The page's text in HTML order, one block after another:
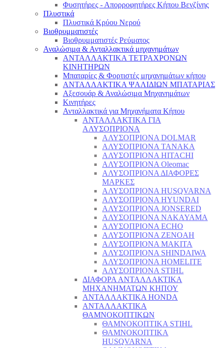
Φυσητήρες - Απορροφητήρες Κήπου Βενζίνης
Πλυστικά
Πλυστικά Κρύου Νερού
Βιοθρυμματιστές
Βιοθρυμματιστές Ρεύματος
Αναλώσιμα & Ανταλλακτικά μηχανημάτων
ΑΝΤΑΛΛΑΚΤΙΚΑ ΤΕΤΡΑΧΡΟΝΩΝ
ΚΙΝΗΤΗΡΩΝ
Μπαταρίες & Φορτιστές μηχανημάτων κήπου
ΑΝΤΑΛΛΑΚΤΙΚΑ ΨΑΛΙΔΙΩΝ ΜΠΑΤΑΡΙAΣ
Αξεσουάρ & Αναλώσιμα Μηχανημάτων
Κινητήρες
Ανταλλακτικά για Μηχανήματα Κήπου
ΑΝΤΑΛΛΑΚΤΙΚΑ ΓΙΑ
ΑΛΥΣΟΠΡΙΟΝΑ
ΑΛΥΣΟΠΡΙΟΝΑ DOLMAR
ΑΛΥΣΟΠΡΙΟΝΑ TANAKA
ΑΛΥΣΟΠΡΙΟΝΑ HITACHI
ΑΛΥΣΟΠΡΙΟΝΑ Oleomac
ΑΛΥΣΟΠΡΙΟΝΑ ΔΙΑΦΟΡΕΣ
ΜΑΡΚΕΣ
ΑΛΥΣΟΠΡΙΟΝΑ HUSQVARNA
ΑΛΥΣΟΠΡΙΟΝΑ HYUNDAI
ΑΛΥΣΟΠΡΙΟΝΑ JONSERED
ΑΛΥΣΟΠΡΙΟΝΑ NAKAYAMA
ΑΛΥΣΟΠΡΙΟΝΑ ECHO
ΑΛΥΣΟΠΡΙΟΝΑ ZENOAH
ΑΛΥΣΟΠΡΙΟΝΑ MAKITA
ΑΛΥΣΟΠΡΙΟΝΑ SHINDAIWA
ΑΛΥΣΟΠΡΙΟΝΑ HOMELITE
ΑΛΥΣΟΠΡΙΟΝΑ STIHL
ΔΙΑΦΟΡΑ ΑΝΤΑΛΛΑΚΤΙΚΑ
ΜΗΧΑΝΗΜΑΤΩΝ ΚΗΠΟΥ
ΑΝΤΑΛΛΑΚΤΙΚΑ HONDA
ΑΝΤΑΛΛΑΚΤΙΚΑ
ΘΑΜΝΟΚΟΠΤΙΚΩΝ
ΘΑΜΝΟΚΟΠΤΙΚΑ STIHL
ΘΑΜΝΟΚΟΠΤΙΚΑ
HUSQVARNA